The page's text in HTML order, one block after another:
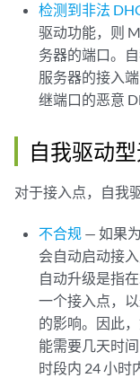
检测到非法
驱动功能，则
务器的端口。
服务器的接入
继端口的恶意
自我驱动
对于接入点，自我
不合规 — 如果
会自动启动接
自动升级是指
一个接入点，
的影响。因此
能需要几天时
时段内 24 小时